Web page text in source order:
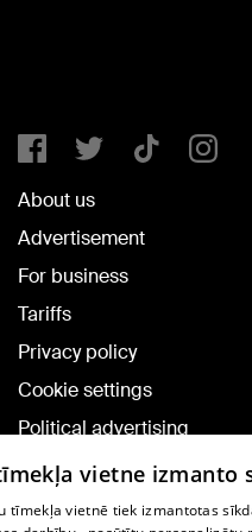
About us
Advertisement
For business
Tariffs
Privacy policy
Cookie settings
Political advertising
Cookie policy
Commenting terms
vietne izmanto
tīmekļa vietnē tiek izmantotas